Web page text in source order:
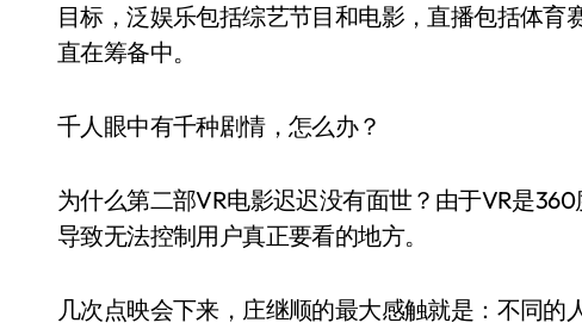
目标，泛娱乐包括综艺节目和电影，直播包括体
直在筹备中。
千人眼中有千种剧情，怎么办？
为什么第二部VR电影迟迟没有面世？由于VR是
导致无法控制用户真正要看的地方。
几次点映会下来，庄继顺的最大感触就是：不同的